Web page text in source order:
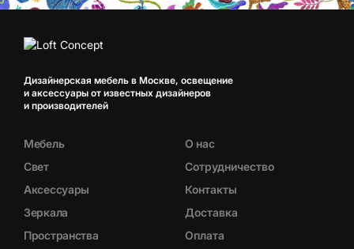
Дизайнерская мебель в Москве, освещение
и аксессуары от известных дизайнеров
и производителей
Мебель
Свет
Аксессуары
Зеркала
Пространства
О нас
Сотрудничество
Контакты
Доставка
Оплата